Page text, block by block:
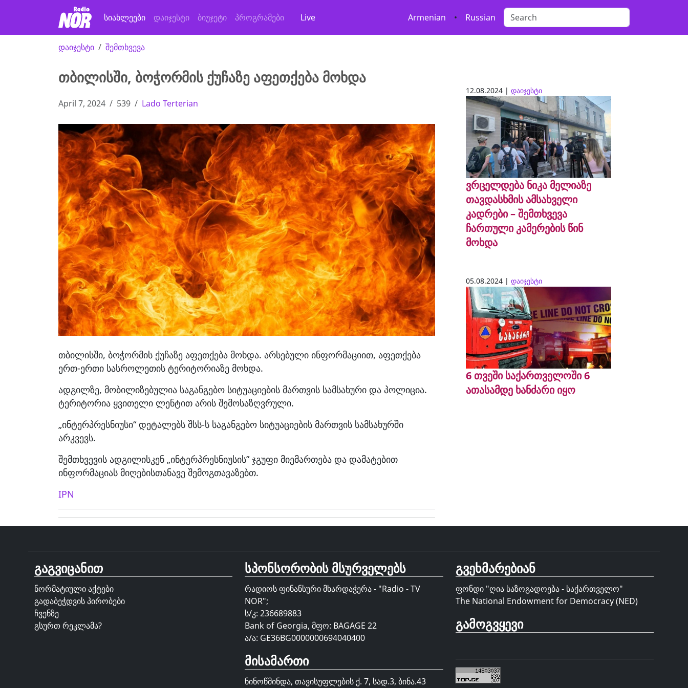
სიახლეები დაიჯესტი ბიუჯეტი პროგრამები Live Armenian • Russian
დაიჯესტი შემთხვევა
თბილისში, ბოჭორმის ქუჩაზე აფეთქება მოხდა
April 7, 2024 539 Lado Terterian
თბილისში, ბოჭორმის ქუჩაზე აფეთქება მოხდა. არსებული ინფორმაციით, აფეთქება
ერთ-ერთი სასროლეთის ტერიტორიაზე მოხდა.
ადგილზე, მობილიზებულია საგანგებო სიტუაციების მართვის სამსახური და პოლიცია.
ტერიტორია ყვითელი ლენტით არის შემოსაზღვრული.
„ინტერპრესნიუსი“ დეტალებს შსს-ს საგანგებო სიტუაციების მართვის სამსახურში
არკვევს.
შემთხვევის ადგილისკენ „ინტერპრესნიუსის” ჯგუფი მიემართება და დამატებით
ინფორმაციას მიღებისთანავე შემოგთავაზებთ.
IPN
12.08.2024 | დაიჯესტი
ვრცელდება ნიკა მელიაზე
თავდასხმის ამსახველი
კადრები – შემთხვევა
ჩართული კამერების წინ
მოხდა
05.08.2024 | დაიჯესტი
6 თვეში საქართველოში 6
ათასამდე ხანძარი იყო
გაგვიცანით
ნორმატიული აქტები
გადაბეჭდვის პირობები
ჩვენზე
გსურთ რეკლამა?
სპონსორობის მსურველებს
რადიოს ფინანსური მხარდაჭერა - "Radio - TV
NOR";
ს/კ: 236689883
Bank of Georgia, მფო: BAGAGE 22
ა/ა: GE36BG0000000694040400
მისამართი
ნინოწმინდა, თავისუფლების ქ. 7, სად.3, ბინა.43
გვეხმარებიან
ფონდი "ღია საზოგადოება - საქართველო"
The National Endowment for Democracy (NED)
გამოგვყევი